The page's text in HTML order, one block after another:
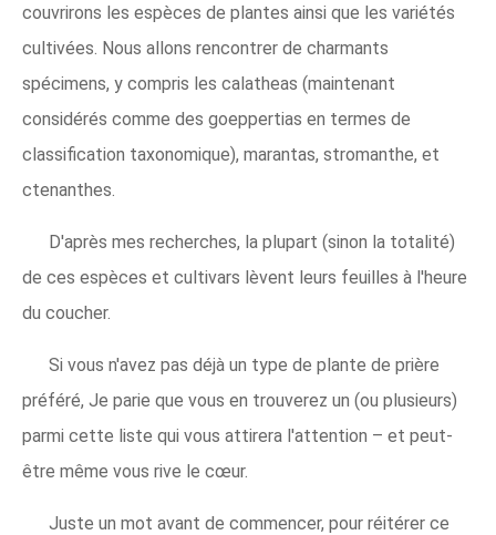
couvrirons les espèces de plantes ainsi que les variétés
cultivées. Nous allons rencontrer de charmants
spécimens, y compris les calatheas (maintenant
considérés comme des goeppertias en termes de
classification taxonomique), marantas, stromanthe, et
ctenanthes.
D'après mes recherches, la plupart (sinon la totalité)
de ces espèces et cultivars lèvent leurs feuilles à l'heure
du coucher.
Si vous n'avez pas déjà un type de plante de prière
préféré, Je parie que vous en trouverez un (ou plusieurs)
parmi cette liste qui vous attirera l'attention – et peut-
être même vous rive le cœur.
Juste un mot avant de commencer, pour réitérer ce